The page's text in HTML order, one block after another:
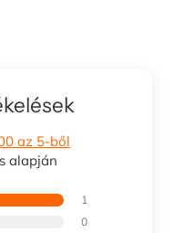
az 5-ből
alapján
1
0